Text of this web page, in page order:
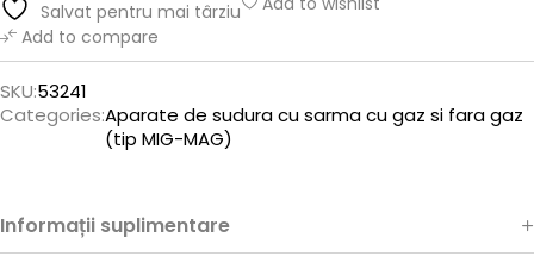
Salvat pentru mai târziu
Add to compare
SKU:53241
Categories:Aparate de sudura cu sarma cu gaz si fara gaz
(tip MIG-MAG)
Informații suplimentare